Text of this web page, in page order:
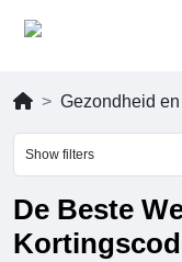
Gezondheid
Show filters
De Beste